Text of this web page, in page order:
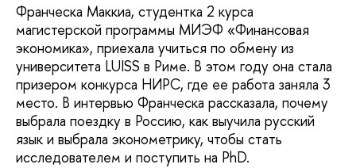
Франческа Маккиа, студентка 2 курса
магистерской программы МИЭФ «Финансовая
экономика», приехала учиться по обмену из
университета LUISS в Риме. В этом году она стала
призером конкурса НИРС, где ее работа заняла 3
место. В интервью Франческа рассказала, почему
выбрала поездку в Россию, как выучила русский
язык и выбрала эконометрику, чтобы стать
исследователем и поступить на PhD.